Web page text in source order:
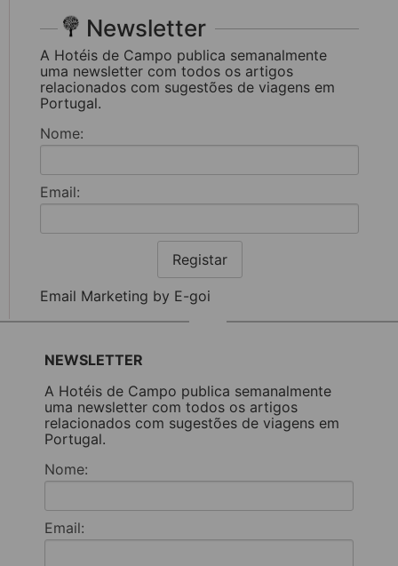
Newsletter
A Hotéis de Campo publica semanalmente
uma newsletter com todos os artigos
relacionados com sugestões de viagens em
Portugal.
Nome:
Email:
Registar
Email Marketing by E-goi
NEWSLETTER
A Hotéis de Campo publica semanalmente
uma newsletter com todos os artigos
relacionados com sugestões de viagens em
Portugal.
Nome:
Email: